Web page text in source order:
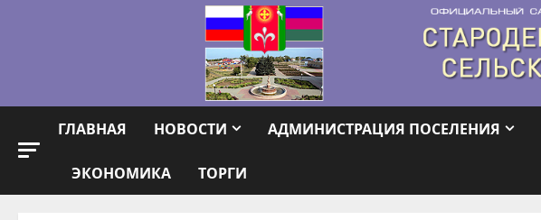
ГЛАВНАЯ НОВОСТИ АДМИНИСТРАЦИЯ ПОСЕЛЕНИЯ
ЭКОНОМИКА ТОРГИ